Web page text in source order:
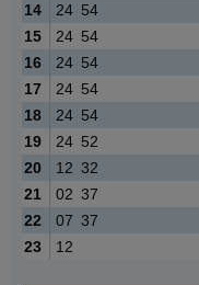
14
24 54
15
24 54
16
24 54
17
24 54
18
24 54
19
24 52
20
12 32
21
02 37
22
07 37
23
12